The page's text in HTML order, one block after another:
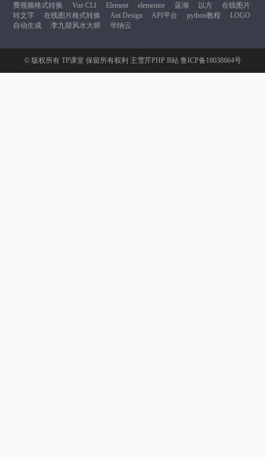
费视频格式转换
Vue CLI Element elementor 蓝湖 以方
在线图片
转文字
在线图片格式转换 Ant Design API平台 python教程
LOGO
自动生成
李九燚风水大师 华纳云
© 版权所有 TP课堂保留所有权利 王雪芹PHP B站 鲁ICP备18038664号